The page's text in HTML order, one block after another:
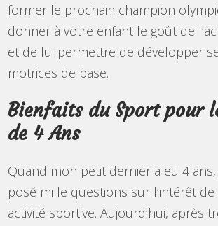
former le prochain champion
donner à votre enfant le goût de
et de lui permettre de développer
motrices de base.
Bienfaits du Sport pour
de 4 Ans
Quand mon petit dernier a eu 4
posé mille questions sur l’intérêt de
activité sportive. Aujourd’hui, après